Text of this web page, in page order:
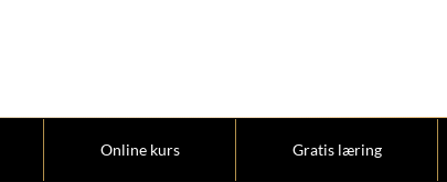
Online kurs Gratis læring